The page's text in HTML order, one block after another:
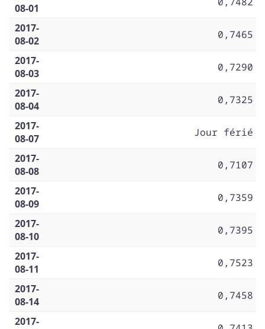
08-01
2017-
08-02
0,7465
2017-
08-03
0,7290
2017-
08-04
0,7325
2017-
08-07
Jour férié
2017-
08-08
0,7107
2017-
08-09
0,7359
2017-
08-10
0,7395
2017-
08-11
0,7523
2017-
08-14
0,7458
2017-